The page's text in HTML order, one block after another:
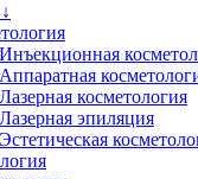
Инъекционная
Аппаратная
Лазерная косметология
Лазерная эпиляция
Эстетическая